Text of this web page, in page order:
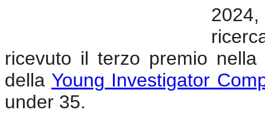
ricevuto il terzo premio
della Young Investigator
under 35.